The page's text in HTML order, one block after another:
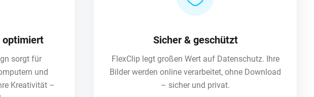
optimiert
sorgt für
und
Kreativität –
Sicher & geschützt
FlexClip legt großen Wert auf Datenschutz. Ihre
Bilder werden online verarbeitet, ohne Download
– sicher und privat.